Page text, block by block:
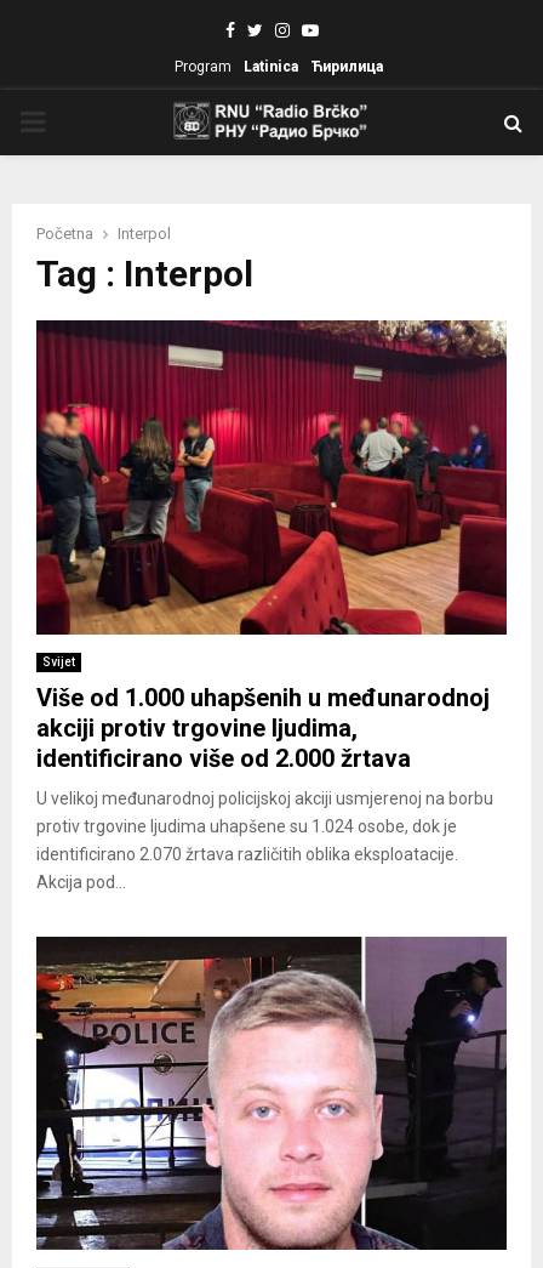
Facebook
TwitterInstagram
Youtube
Program Latinica Ћирилица
Početna Interpol
Tag : Interpol
Svijet
Više od 1.000 uhapšenih u međunarodnoj
akciji protiv trgovine ljudima,
identificirano više od 2.000 žrtava
U velikoj međunarodnoj policijskoj akciji usmjerenoj na borbu
protiv trgovine ljudima uhapšene su 1.024 osobe, dok je
identificirano 2.070 žrtava različitih oblika eksploatacije.
Akcija pod...